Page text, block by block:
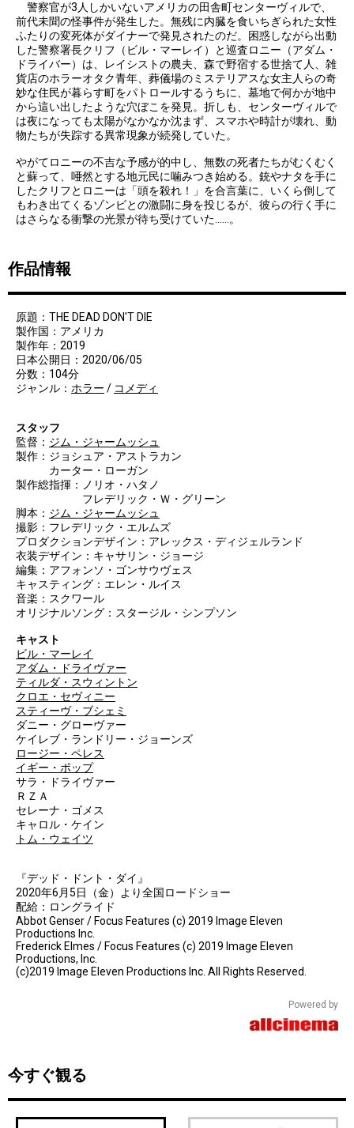
警察官が3人しかいないアメリカの田舎町センターヴィルで、
前代未聞の怪事件が発生した。無残に内臓を食いちぎられた女性
ふたりの変死体がダイナーで発見されたのだ。困惑しながら出動
した警察署長クリフ（ビル・マーレイ）と巡査ロニー（アダム・
ドライバー）は、レイシストの農夫、森で野宿する世捨て人、雑
貨店のホラーオタク青年、葬儀場のミステリアスな女主人らの奇
妙な住民が暮らす町をパトロールするうちに、墓地で何かが地中
から這い出したような穴ぼこを発見。折しも、センターヴィルで
は夜になっても太陽がなかなか沈まず、スマホや時計が壊れ、動
物たちが失踪する異常現象が続発していた。
やがてロニーの不吉な予感が的中し、無数の死者たちがむくむく
と蘇って、唖然とする地元民に噛みつき始める。銃やナタを手に
したクリフとロニーは「頭を殺れ！」を合言葉に、いくら倒して
もわき出てくるゾンビとの激闘に身を投じるが、彼らの行く手に
はさらなる衝撃の光景が待ち受けていた……。
作品情報
原題：THE DEAD DON'T DIE
製作国：アメリカ
製作年：2019
日本公開日：2020/06/05
分数：104分
ジャンル： ホラー / コメディ
スタッフ
監督： ジム・ジャームッシュ
製作：ジョシュア・アストラカン
カーター・ローガン
製作総指揮：ノリオ・ハタノ
フレデリック・Ｗ・グリーン
脚本： ジム・ジャームッシュ
撮影：フレデリック・エルムズ
プロダクションデザイン：アレックス・ディジェルランド
衣装デザイン：キャサリン・ジョージ
編集：アフォンソ・ゴンサウヴェス
キャスティング：エレン・ルイス
音楽：スクワール
オリジナルソング：スタージル・シンプソン
キャスト
ビル・マーレイ
アダム・ドライヴァー
ティルダ・スウィントン
クロエ・セヴィニー
スティーヴ・ブシェミ
ダニー・グローヴァー
ケイレブ・ランドリー・ジョーンズ
ロージー・ペレス
イギー・ポップ
サラ・ドライヴァー
ＲＺＡ
セレーナ・ゴメス
キャロル・ケイン
トム・ウェイツ
『デッド・ドント・ダイ』
2020年6月5日（金）より全国ロードショー
配給：ロングライド
Abbot Genser / Focus Features (c) 2019 Image Eleven
Productions Inc.
Frederick Elmes / Focus Features (c) 2019 Image Eleven
Productions, Inc.
(c)2019 Image Eleven Productions Inc. All Rights Reserved.
Powered by
今すぐ観る